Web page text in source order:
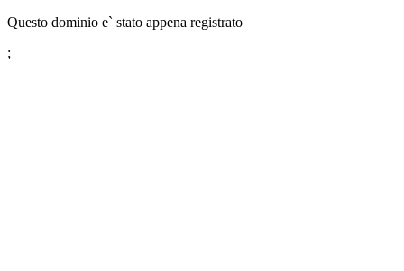
Questo dominio e` stato appena registrato
;